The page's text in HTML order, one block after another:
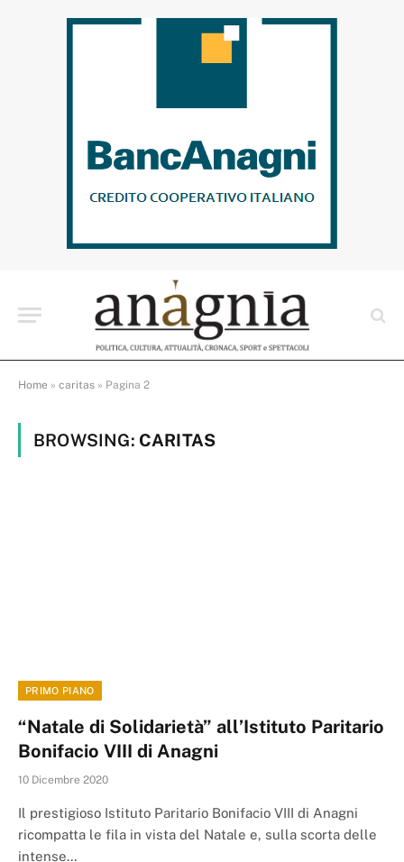
Home » caritas » Pagina 2
BROWSING: CARITAS
PRIMO PIANO
“Natale di Solidarietà” all’Istituto Paritario
Bonifacio VIII di Anagni
10 Dicembre 2020
Il prestigioso Istituto Paritario Bonifacio VIII di Anagni
ricompatta le fila in vista del Natale e, sulla scorta delle
intense…